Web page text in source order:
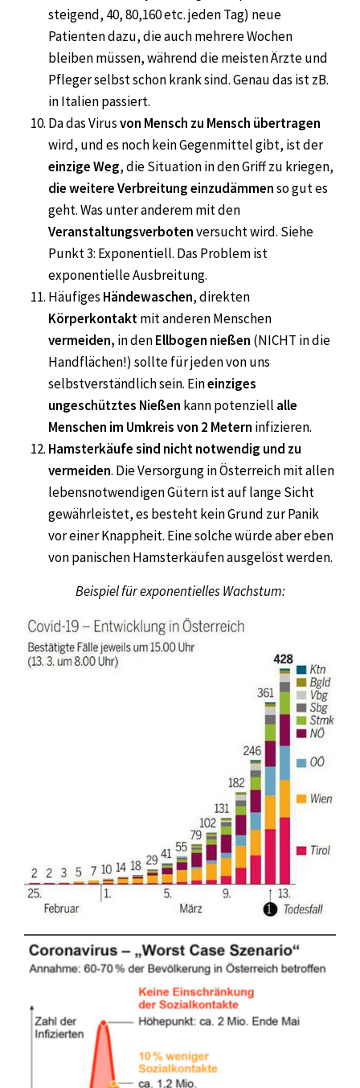
steigend, 40, 80,160 etc. jeden Tag) neue
Patienten dazu, die auch mehrere Wochen
bleiben müssen, während die meisten Ärzte und
Pfleger selbst schon krank sind. Genau das ist zB.
in Italien passiert.
Da das Virusvon Mensch zu Mensch übertragen
wird, und es noch kein Gegenmittel gibt, ist der
einzige Weg, die Situation in den Griff zu kriegen,
die weitere Verbreitung einzudämmenso gut es
geht. Was unter anderem mit den
Veranstaltungsverbotenversucht wird. Siehe
Punkt 3: Exponentiell. Das Problem ist
exponentielle Ausbreitung.
Häufiges Händewaschen, direkten
Körperkontaktmit anderen Menschen
vermeiden, in denEllbogen nießen (NICHT in die
Handflächen!) sollte für jeden von uns
selbstverständlich sein. Eineinziges
ungeschütztes Nießen kann potenziell alle
Menschen im Umkreis von 2 Metern infizieren.
Hamsterkäufe sind nicht notwendig und zu
vermeiden. Die Versorgung in Österreich mit allen
lebensnotwendigen Gütern ist auf lange Sicht
gewährleistet, es besteht kein Grund zur Panik
vor einer Knappheit. Eine solche würde aber eben
von panischen Hamsterkäufen ausgelöst werden.
Beispiel für exponentielles Wachstum: